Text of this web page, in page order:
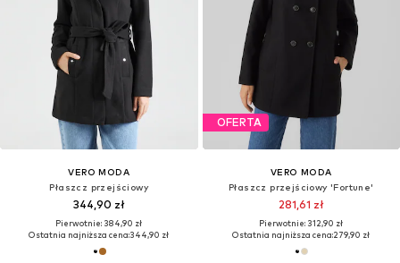
VERO MODA
Płaszcz przejściowy
344,90 zł
Pierwotnie: 384,90 zł
Ostatnia najniższa cena:344,90 zł
OFERTA
VERO MODA
Płaszcz przejściowy 'Fortune'
281,61 zł
Pierwotnie: 312,90 zł
Ostatnia najniższa cena:279,90 zł